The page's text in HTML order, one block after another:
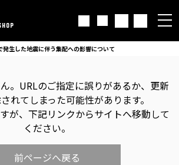
発生した地震に伴う集配への影響について
。 URLのご指定に誤りがあるか、更新
れてしまった可能性があります。
が、下記リンクからサイトへ移動して
ください。
前ページへ戻る